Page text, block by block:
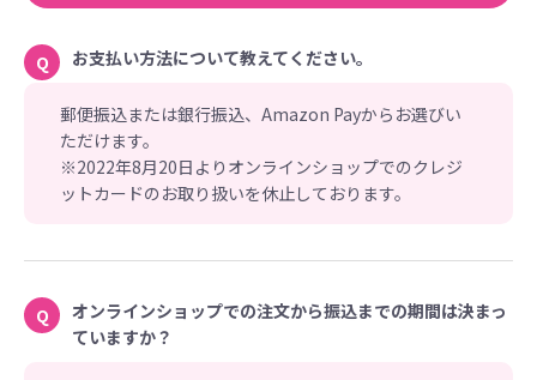
Q お支払い方法について教えてください。
郵便振込または銀行振込、Amazon Payからお選びい
ただけます。
※2022年8月20日よりオンラインショップでのクレジ
ットカードのお取り扱いを休止しております。
Q
オンラインショップでの注文から振込までの期間は決まっ
ていますか？